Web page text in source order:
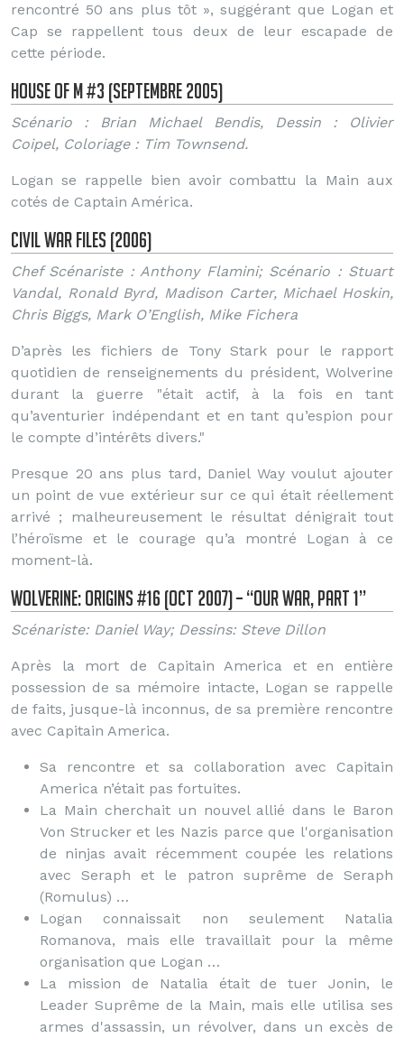
rencontré 50 ans plus tôt », suggérant que Logan et
Cap se rappellent tous deux de leur escapade de
cette période.
House of M #3 (Septembre 2005)
Scénario : Brian Michael Bendis, Dessin : Olivier
Coipel, Coloriage : Tim Townsend.
Logan se rappelle bien avoir combattu la Main aux
cotés de Captain América.
Civil War Files (2006)
Chef Scénariste : Anthony Flamini; Scénario : Stuart
Vandal, Ronald Byrd, Madison Carter, Michael Hoskin,
Chris Biggs, Mark O’English, Mike Fichera
D’après les fichiers de Tony Stark pour le rapport
quotidien de renseignements du président, Wolverine
durant la guerre "était actif, à la fois en tant
qu’aventurier indépendant et en tant qu’espion pour
le compte d’intérêts divers."
Presque 20 ans plus tard, Daniel Way voulut ajouter
un point de vue extérieur sur ce qui était réellement
arrivé ; malheureusement le résultat dénigrait tout
l’héroïsme et le courage qu’a montré Logan à ce
moment-là.
Wolverine: Origins #16 (Oct 2007) – “Our War, Part 1”
Scénariste: Daniel Way; Dessins: Steve Dillon
Après la mort de Capitain America et en entière
possession de sa mémoire intacte, Logan se rappelle
de faits, jusque-là inconnus, de sa première rencontre
avec Capitain America.
Sa rencontre et sa collaboration avec Capitain
America n’était pas fortuites.
La Main cherchait un nouvel allié dans le Baron
Von Strucker et les Nazis parce que l'organisation
de ninjas avait récemment coupée les relations
avec Seraph et le patron suprême de Seraph
(Romulus) …
Logan connaissait non seulement Natalia
Romanova, mais elle travaillait pour la même
organisation que Logan …
La mission de Natalia était de tuer Jonin, le
Leader Suprême de la Main, mais elle utilisa ses
armes d'assassin, un révolver, dans un excès de